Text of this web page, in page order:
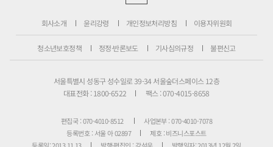
회사소개 윤리강령 개인정보처리방침 이용자위원회
청소년보호정책 정정·반론보도 기사심의규정 불편신고
서울특별시 성동구 성수일로 39-34 서울숲더스페이스 12층
대표전화 : 1800-6522
팩스 : 070-4015-8658
편집국 : 070-4010-8512
사업본부 : 070-4010-7078
등록번호 : 서울 아 02897
제호 : 비즈니스포스트